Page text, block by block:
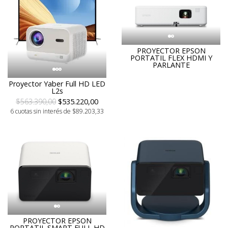
Proyector Yaber Full HD LED
L2s
$563.390,00 $535.220,00
6 cuotas sin interés de $89.203,33
PROYECTOR EPSON
PORTATIL FLEX HDMI Y
PARLANTE
PROYECTOR EPSON